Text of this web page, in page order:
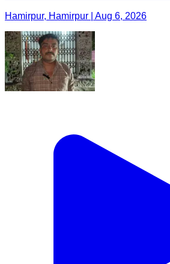
Hamirpur, Hamirpur | Aug 6, 2026